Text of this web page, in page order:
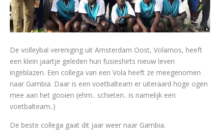
De volleybal vereniging uit Amsterdam Oost, Volamos, heeft
een klein jaartje geleden hun fusieshirts nieuw leven
ingeblazen. Een collega van een Vola heeft ze meegenomen
naar Gambia. Daar is een voetbalteam er uiteraard hoge ogen
mee aan het gooien (ehm.. schieten.. is namelijk een
voetbalteam..)
De beste collega gaat dit jaar weer naar Gambia.